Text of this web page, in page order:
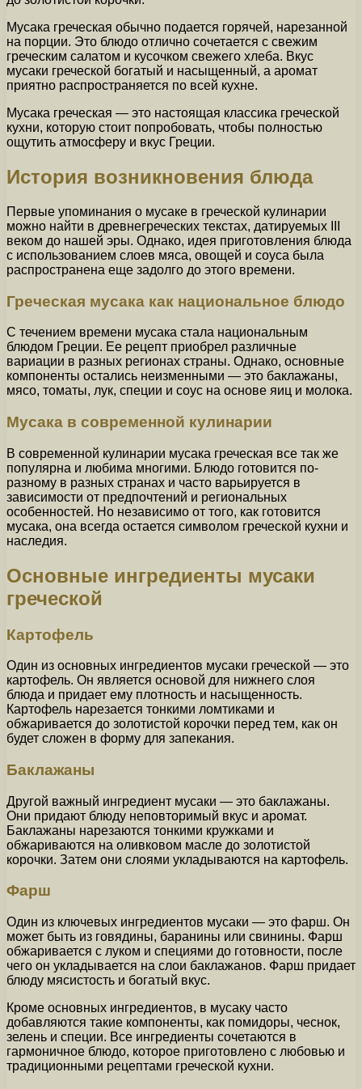
Мусака греческая обычно подается горячей, нарезанной
на порции. Это блюдо отлично сочетается с свежим
греческим салатом и кусочком свежего хлеба. Вкус
мусаки греческой богатый и насыщенный, а аромат
приятно распространяется по всей кухне.
Мусака греческая — это настоящая классика греческой
кухни, которую стоит попробовать, чтобы полностью
ощутить атмосферу и вкус Греции.
История возникновения блюда
Первые упоминания о мусаке в греческой кулинарии
можно найти в древнегреческих текстах, датируемых III
веком до нашей эры. Однако, идея приготовления блюда
с использованием слоев мяса, овощей и соуса была
распространена еще задолго до этого времени.
Греческая мусака как национальное блюдо
С течением времени мусака стала национальным
блюдом Греции. Ее рецепт приобрел различные
вариации в разных регионах страны. Однако, основные
компоненты остались неизменными — это баклажаны,
мясо, томаты, лук, специи и соус на основе яиц и молока.
Мусака в современной кулинарии
В современной кулинарии мусака греческая все так же
популярна и любима многими. Блюдо готовится по-
разному в разных странах и часто варьируется в
зависимости от предпочтений и региональных
особенностей. Но независимо от того, как готовится
мусака, она всегда остается символом греческой кухни и
наследия.
Основные ингредиенты мусаки
греческой
Картофель
Один из основных ингредиентов мусаки греческой — это
картофель. Он является основой для нижнего слоя
блюда и придает ему плотность и насыщенность.
Картофель нарезается тонкими ломтиками и
обжаривается до золотистой корочки перед тем, как он
будет сложен в форму для запекания.
Баклажаны
Другой важный ингредиент мусаки — это баклажаны.
Они придают блюду неповторимый вкус и аромат.
Баклажаны нарезаются тонкими кружками и
обжариваются на оливковом масле до золотистой
корочки. Затем они слоями укладываются на картофель.
Фарш
Один из ключевых ингредиентов мусаки — это фарш. Он
может быть из говядины, баранины или свинины. Фарш
обжаривается с луком и специями до готовности, после
чего он укладывается на слои баклажанов. Фарш придает
блюду мясистость и богатый вкус.
Кроме основных ингредиентов, в мусаку часто
добавляются такие компоненты, как помидоры, чеснок,
зелень и специи. Все ингредиенты сочетаются в
гармоничное блюдо, которое приготовлено с любовью и
традиционными рецептами греческой кухни.